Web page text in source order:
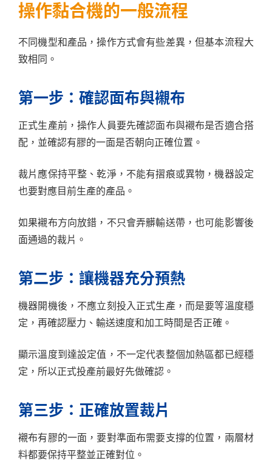
操作黏合機的一般流程
不同機型和產品，操作方式會有些差異，但基本流程大
致相同。
第一步：確認面布與襯布
正式生產前，操作人員要先確認面布與襯布是否適合搭
配，並確認有膠的一面是否朝向正確位置。
裁片應保持平整、乾淨，不能有摺痕或異物，機器設定
也要對應目前生產的產品。
如果襯布方向放錯，不只會弄髒輸送帶，也可能影響後
面通過的裁片。
第二步：讓機器充分預熱
機器開機後，不應立刻投入正式生產，而是要等溫度穩
定，再確認壓力、輸送速度和加工時間是否正確。
顯示溫度到達設定值，不一定代表整個加熱區都已經穩
定，所以正式投產前最好先做確認。
第三步：正確放置裁片
襯布有膠的一面，要對準面布需要支撐的位置，兩層材
料都要保持平整並正確對位。